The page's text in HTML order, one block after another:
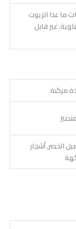
ما عدا الزيوت
غير قابل
مركبة
الخضر, أشجار